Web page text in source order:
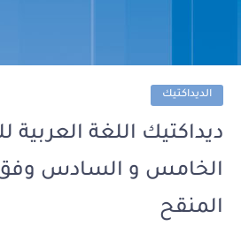
الديداكتيك
ديداكتيك اللغة العربية
الخامس و السادس وفق
المنقح